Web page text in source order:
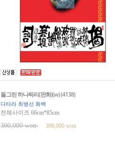
돌그린 하나짜리(판화)(w) (4138)
다타라 최병선 화백
전체사이즈 66cm*85cm
300,000 won 300,000 won